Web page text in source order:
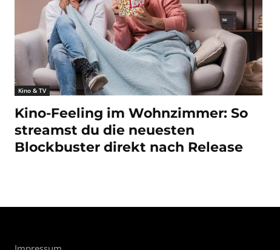
Kino & TV
Kino-Feeling im Wohnzimmer: So
streamst du die neuesten
Blockbuster direkt nach Release